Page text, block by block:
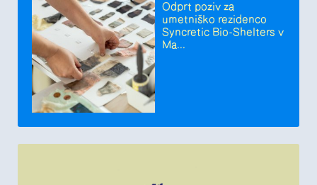
Odprt poziv za
umetniško rezidenco
Syncretic Bio-Shelters v
Ma...